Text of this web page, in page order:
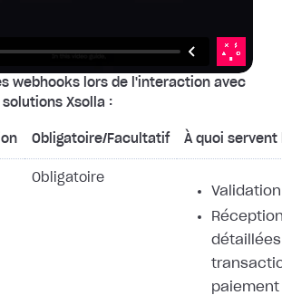
webhooks lors de l'interaction avec
Xsolla :
Obligatoire/Facultatif À quoi servent
Obligatoire